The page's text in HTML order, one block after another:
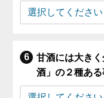
甘酒には大き
酒」の２種あ